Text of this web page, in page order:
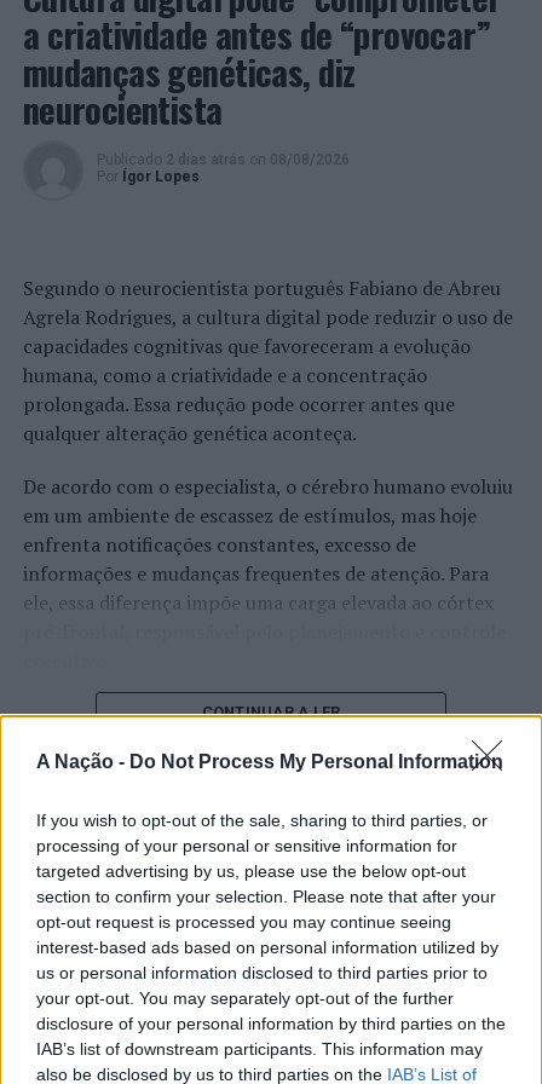
A Nação - Do Not Process My Personal Information
If you wish to opt-out of the sale, sharing to third parties, or
processing of your personal or sensitive information for
targeted advertising by us, please use the below opt-out
section to confirm your selection. Please note that after your
opt-out request is processed you may continue seeing
interest-based ads based on personal information utilized by
us or personal information disclosed to third parties prior to
your opt-out. You may separately opt-out of the further
disclosure of your personal information by third parties on the
IAB’s list of downstream participants. This information may
also be disclosed by us to third parties on the IAB’s List of
artista, resulta esta frase: “vagueando pelo meio do
silêncio”.
Esta obra, outro dos inéditos de “Cicatriz”, abre o debate
variações, enquanto ferramenta. Ela apela à reflexão
“A minha geração teve de se adaptar a esta nova era de
tecnologia. Comecei a ouvir falar na inteligência
artificial e no AI. Instalei a aplicação e comecei a
trabalhar, ou a criar, trocando mensagens entre mim e o
AI. Acabei por fazer esta colaboração com a inteligência
gallery”, conta Sandra Baía.
Esta exposição termina a 17 de fevereiro do próximo
ano.
ZET GALLERY
Seminário na Sé do Porto assinala 250 anos da morte de
NÃO PERCA
Vila Franca de Xira reforça investimento no Desporto
a criatividade antes de “provocar”
mudanças genéticas, diz
neurocientista
Publicado 2 dias atrás on 08/08/2026
Por
Ígor Lopes
Segundo o neurocientista português Fabiano de Abreu
Agrela Rodrigues, a cultura digital pode reduzir o uso de
capacidades cognitivas que favoreceram a evolução
humana, como a criatividade e a concentração
prolongada. Essa redução pode ocorrer antes que
qualquer alteração genética aconteça.
De acordo com o especialista, o cérebro humano evoluiu
em um ambiente de escassez de estímulos, mas hoje
enfrenta notificações constantes, excesso de
informações e mudanças frequentes de atenção. Para
ele, essa diferença impõe uma carga elevada ao córtex
O pesquisador afirma que plataformas digitais também
estimulam continuamente o sistema de recompensa do
cérebro, favorecendo a fadiga mental, a dificuldade de
tarefas inacabadas permanecem ativas na memória e
aumentam a sensação de sobrecarga, enquanto o stress
prolongado pode elevar os níveis de cortisol e
prejudicar o desempenho cognitivo.
Fabiano de Abreu Agrela Rodrigues ressalta que não há
evidências de que o ambiente digital provoque mudanças
genéticas na espécie humana. A adaptação observada,
afirma, ocorre por meio da neuroplasticidade, processo
CONTINUAR A LER
ATUALIDADE
“Millennium Estoril Open 2026”
regressou ao circuito ATP com
vitória do francês Luca Van Assche
Publicado on
07/08/2026
Por Ígor Lopes